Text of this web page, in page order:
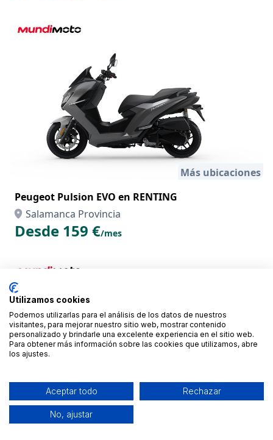
Más ubicaciones
Peugeot Pulsion EVO en RENTING
Salamanca Provincia
Desde 159 €/mes
Utilizamos cookies
Podemos utilizarlas para el análisis de los datos de nuestros
visitantes, para mejorar nuestro sitio web, mostrar contenido
personalizado y brindarle una excelente experiencia en el sitio web.
Para obtener más información sobre las cookies que utilizamos, abre
los ajustes.
Aceptar todo Rechazar
No, ajustar